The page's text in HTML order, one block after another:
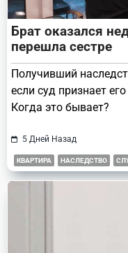
Брат оказался
перешла сестре
Получивший
если суд признает
Когда это бывает?
5 Дней Назад
КВАРТИРА НАСЛЕДСТВО